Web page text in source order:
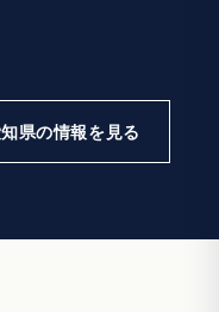
県の情報を見る